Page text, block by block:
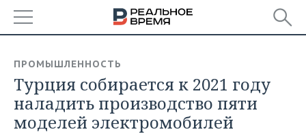
БАШКОРТОСТАН
ТАТАРСТАН
НОВОСТИ
АНАЛИТИКА
ПРОМЫШЛЕННОСТЬ
Турция собирается к 2021 году
наладить производство пяти
моделей электромобилей